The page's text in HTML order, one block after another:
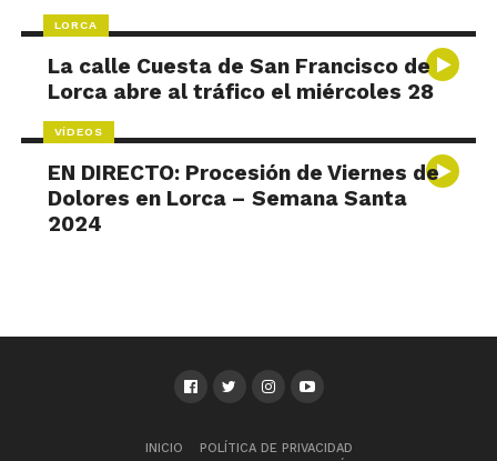
LORCA
La calle Cuesta de San Francisco de
Lorca abre al tráfico el miércoles 28
VÍDEOS
EN DIRECTO: Procesión de Viernes de
Dolores en Lorca – Semana Santa
2024
INICIO
POLÍTICA DE PRIVACIDAD